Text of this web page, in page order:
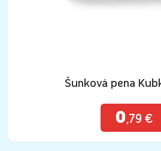
Šunková pena
0,79 €